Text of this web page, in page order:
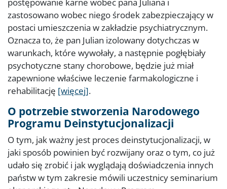
zastosowano wobec niego środek zabezpieczający w
postaci umieszczenia w zakładzie psychiatrycznym.
Oznacza to, że pan Julian izolowany dotychczas w
warunkach, które wywołały, a następnie pogłębiały
psychotyczne stany chorobowe, będzie już miał
zapewnione właściwe leczenie farmakologiczne i
rehabilitację [więcej].
O potrzebie stworzenia Narodowego
Programu Deinstytucjonalizacji
O tym, jak ważny jest proces deinstytucjonalizacji, w
jaki sposób powinien być rozwijany oraz o tym, co już
udało się zrobić i jak wyglądają doświadczenia innych
państw w tym zakresie mówili uczestnicy seminarium